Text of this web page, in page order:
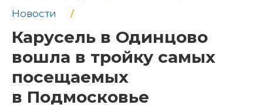
Новости
Карусель в Одинцово
вошла в тройку самых
посещаемых
в Подмосковье